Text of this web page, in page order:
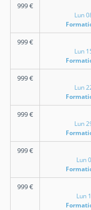
999€
Lun
999€
Lun
999€
Lun
999€
Lun
999€
Lun
999€
Lun